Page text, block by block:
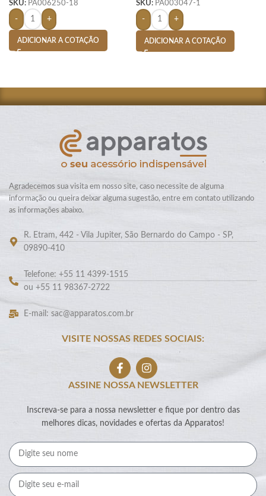
SKU: PA006250-18
- +
ADICIONAR A COTAÇÃO
SKU: PA003047-1
- +
ADICIONAR A COTAÇÃO
Agradecemos sua visita em nosso site, caso necessite de alguma
informação ou queira deixar alguma sugestão, entre em contato utilizando
as informações abaixo.
R. Etram, 442 - Vila Jupiter, São Bernardo do Campo - SP,
09890-410
Telefone: +55 11 4399-1515
ou +55 11 98367-2722
E-mail: sac@apparatos.com.br
VISITE NOSSAS REDES SOCIAIS:
ASSINE NOSSA NEWSLETTER
Inscreva-se para a nossa newsletter e fique por dentro das
melhores dicas, novidades e ofertas da Apparatos!